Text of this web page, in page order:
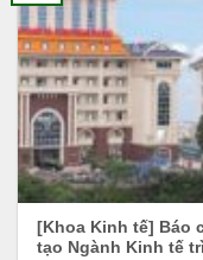
[Khoa Kinh tế] Báo
tạo Ngành Kinh tế